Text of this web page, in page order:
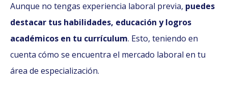
Aunque no tengas experiencia laboral previa, puedes
destacar tus habilidades, educación y logros
académicos en tu currículum. Esto, teniendo en
cuenta cómo se encuentra el mercado laboral en tu
área de especialización.